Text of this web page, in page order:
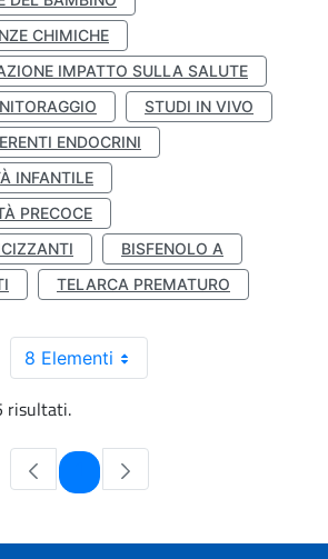
CHIMICHE
IMPATTO SULLA SALUTE
STUDI IN VIVO
ENDOCRINI
INFANTILE
PRECOCE
BISFENOLO A
TELARCA PREMATURO
8 Elementi
risultati.
Pagina